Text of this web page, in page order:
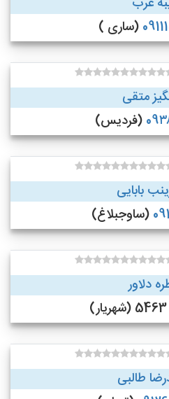
(ساری )
متقی
(فردیس)
بابایی
(ساوجبلاغ)
دلاور
طالبی